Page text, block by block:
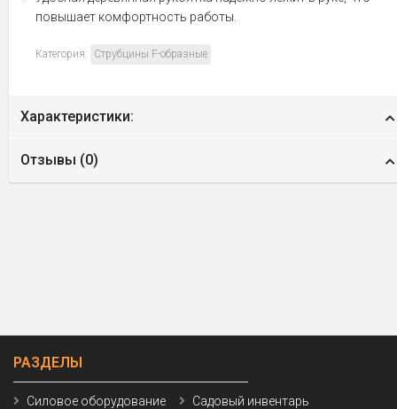
повышает комфортность работы.
Категория: Струбцины F-образные
Характеристики:
Отзывы (0)
РАЗДЕЛЫ
Силовое оборудование
Садовый инвентарь